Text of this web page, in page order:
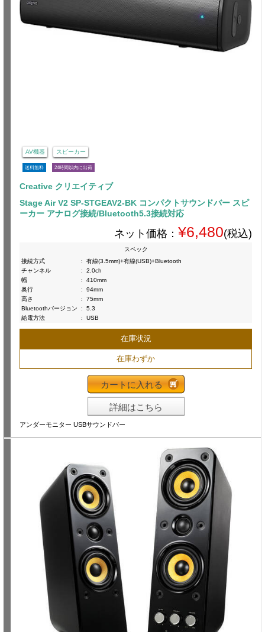
AV機器 スピーカー
送料無料 24時間以内に出荷
Creative クリエイティブ
Stage Air V2 SP-STGEAV2-BK コンパクトサウンドバー スピ
ーカー アナログ接続/Bluetooth5.3接続対応
ネット価格： ¥6,480(税込)
スペック
接続方式
:
有線(3.5mm)+有線(USB)+Bluetooth
チャンネル
:
2.0ch
幅
:
410mm
奥行
:
94mm
高さ
:
75mm
Bluetoothバージョン
:
5.3
給電方法
: USB
在庫状況
在庫わずか
カートに入れる
詳細はこちら
アンダーモニター USBサウンドバー